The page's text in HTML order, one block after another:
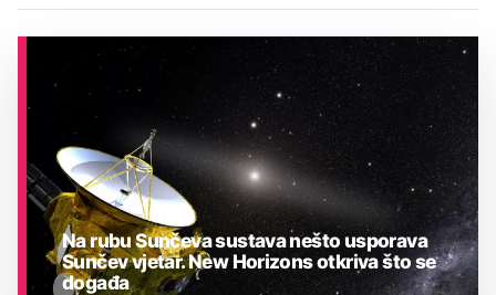
Na rubu Sunčeva sustava nešto usporava
Sunčev vjetar. New Horizons otkriva što se
događa